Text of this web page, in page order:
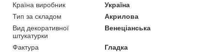
Країна виробник
Україна
Тип за складом
Акрилова
Вид декоративної
штукатурки
Венеціанська
Фактура
Гладка